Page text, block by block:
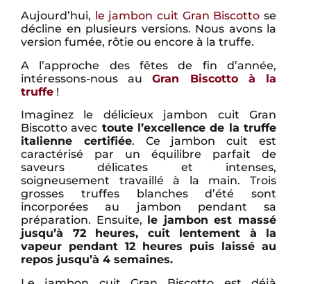
Aujourd’hui, le jambon cuit Gran Biscotto se
décline en plusieurs versions. Nous avons la
version fumée, rôtie ou encore à la truffe.
A l’approche des fêtes de fin d’année,
intéressons-nous auGran Biscotto à la
truffe !
Imaginez le délicieux jambon cuit Gran
Biscotto avec toute l’excellence de la truffe
italienne certifiée. Ce jambon cuit est
caractérisé par un équilibre parfait de
saveurs délicates et intenses,
soigneusement travaillé à la main. Trois
grosses truffes blanches d’été sont
incorporées au jambon pendant sa
préparation. Ensuite, le jambon est massé
jusqu’à 72 heures, cuit lentement à la
vapeur pendant 12 heures puis laissé au
repos jusqu’à 4 semaines.